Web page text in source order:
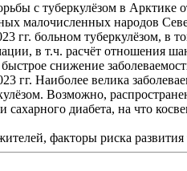
с туберкулёзом в Арктике
малочисленных
гг. больном туберкулёзом, в
в т.ч. расчёт отношения
снижение
гг. Наиболее велика
Возможно,
диабета, на что
факторы риска развития